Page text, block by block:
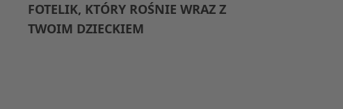
FOTELIK, KTÓRY ROŚNIE WRAZ Z
TWOIM DZIECKIEM